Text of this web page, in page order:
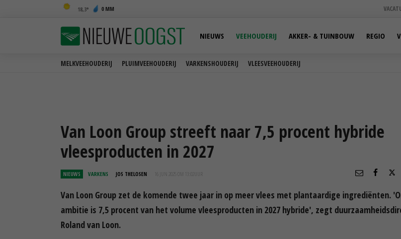
18,3 0 MM
MELKVEEHOUDERIJ PLUIMVEEHOUDERIJ VARKENSHOUDERIJ VLEESVEEHOUDERIJ
NIEUWS VEEHOUDERIJ AKKER- & TUINBOUW REGIO
Van Loon Group streeft naar 7,5 procent hybride
vleesproducten in 2027
NIEUWS VARKENS JOS THELOSEN 16 JUN 2025 OM 13:02
Van Loon Group zet de komende twee jaar in op meer vlees met plantaardige ingrediënten.
ambitie is 7,5 procent van het volume vleesproducten in 2027 hybride', zegt
Roland van Loon.